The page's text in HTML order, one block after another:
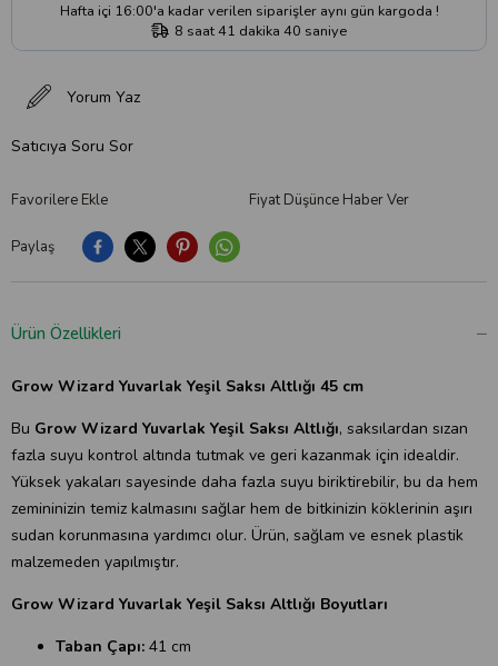
Paylaş
Favorilere Ekle Fiyat Düşünce Haber Ver
Yorum Yaz
Satıcıya Soru Sor
Hafta içi 16:00'a kadar verilen siparişler aynı gün kargoda !
8 saat41 dakika 40 saniye
Ürün Özellikleri
Grow Wizard Yuvarlak Yeşil Saksı Altlığı 45 cm
Bu Grow Wizard Yuvarlak Yeşil Saksı Altlığı, saksılardan sızan
fazla suyu kontrol altında tutmak ve geri kazanmak için idealdir.
Yüksek yakaları sayesinde daha fazla suyu biriktirebilir, bu da hem
zemininizin temiz kalmasını sağlar hem de bitkinizin köklerinin aşırı
sudan korunmasına yardımcı olur. Ürün, sağlam ve esnek plastik
malzemeden yapılmıştır.
Grow Wizard Yuvarlak Yeşil Saksı Altlığı Boyutları
Taban Çapı: 41 cm